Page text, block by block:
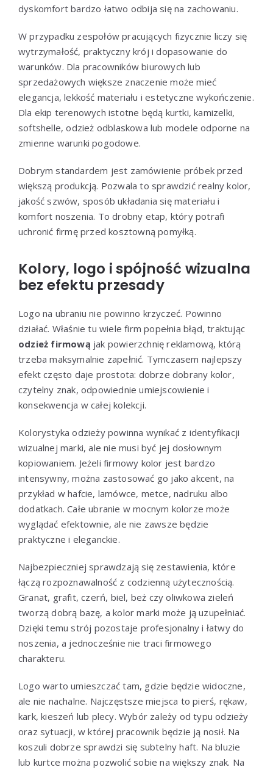
dyskomfort bardzo łatwo odbija się na zachowaniu.
W przypadku zespołów pracujących fizycznie liczy się
wytrzymałość, praktyczny krój i dopasowanie do
warunków. Dla pracowników biurowych lub
sprzedażowych większe znaczenie może mieć
elegancja, lekkość materiału i estetyczne wykończenie.
Dla ekip terenowych istotne będą kurtki, kamizelki,
softshelle, odzież odblaskowa lub modele odporne na
zmienne warunki pogodowe.
Dobrym standardem jest zamówienie próbek przed
większą produkcją. Pozwala to sprawdzić realny kolor,
jakość szwów, sposób układania się materiału i
komfort noszenia. To drobny etap, który potrafi
uchronić firmę przed kosztowną pomyłką.
Kolory, logo i spójność wizualna
bez efektu przesady
Logo na ubraniu nie powinno krzyczeć. Powinno
działać. Właśnie tu wiele firm popełnia błąd, traktując
odzież firmową jak powierzchnię reklamową, którą
trzeba maksymalnie zapełnić. Tymczasem najlepszy
efekt często daje prostota: dobrze dobrany kolor,
czytelny znak, odpowiednie umiejscowienie i
konsekwencja w całej kolekcji.
Kolorystyka odzieży powinna wynikać z identyfikacji
wizualnej marki, ale nie musi być jej dosłownym
kopiowaniem. Jeżeli firmowy kolor jest bardzo
intensywny, można zastosować go jako akcent, na
przykład w hafcie, lamówce, metce, nadruku albo
dodatkach. Całe ubranie w mocnym kolorze może
wyglądać efektownie, ale nie zawsze będzie
praktyczne i eleganckie.
Najbezpieczniej sprawdzają się zestawienia, które
łączą rozpoznawalność z codzienną użytecznością.
Granat, grafit, czerń, biel, beż czy oliwkowa zieleń
tworzą dobrą bazę, a kolor marki może ją uzupełniać.
Dzięki temu strój pozostaje profesjonalny i łatwy do
noszenia, a jednocześnie nie traci firmowego
charakteru.
Logo warto umieszczać tam, gdzie będzie widoczne,
ale nie nachalne. Najczęstsze miejsca to pierś, rękaw,
kark, kieszeń lub plecy. Wybór zależy od typu odzieży
oraz sytuacji, w której pracownik będzie ją nosił. Na
koszuli dobrze sprawdzi się subtelny haft. Na bluzie
lub kurtce można pozwolić sobie na większy znak. Na